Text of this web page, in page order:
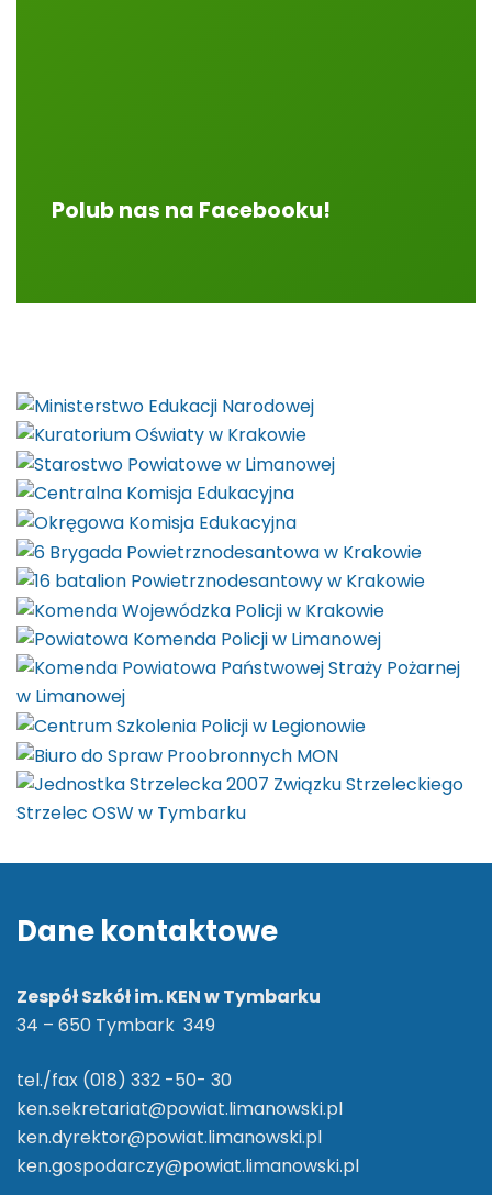
Polub nas na Facebooku!
Dane kontaktowe
Zespół Szkół im. KEN w Tymbarku
34 – 650 Tymbark 349
tel./fax (018) 332 -50- 30
ken.sekretariat@powiat.limanowski.pl
ken.dyrektor@powiat.limanowski.pl
ken.gospodarczy@powiat.limanowski.pl